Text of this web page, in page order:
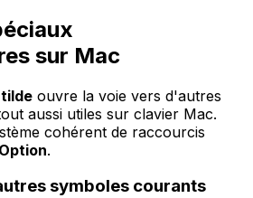
sur Mac
ouvre la voie vers d'autres
aussi utiles sur clavier Mac.
cohérent de raccourcis
.
symboles courants